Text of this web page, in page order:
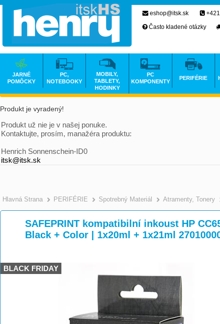
Produkt je vyradený!
Produkt už nie je v našej ponuke.
Kontaktujte, prosím, manažéra produktu:
Henrich Sonnenschein-ID0
itsk@itsk.sk
Hlavná Strana >
PERIFÉRIE >
Spotrebný Materiál >
Atramenty, Tonery
SAFEPRINT kompatibilní inkoust HP
Black + Color | 1x20ml + 1x21ml
BLACK FRIDAY
eshop@itsk.sk
Často kladené otázky
JARNÉ
POMÔCKY
PC,
NOTEBOOKY
MOBILY,
TABLETY,
HODINKY
PC
KOMPONENTY
PERIFÉRIE